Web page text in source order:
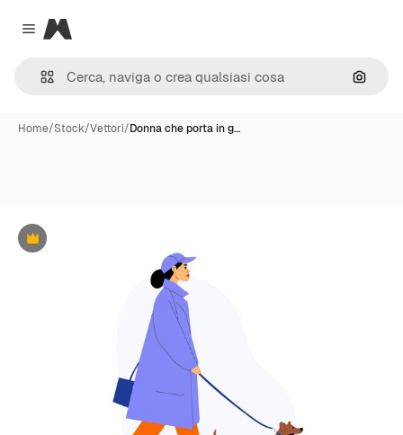
Close menu
Magnific
Cerca
Home/Stock/Vettori/Donna che porta in g…
Premium